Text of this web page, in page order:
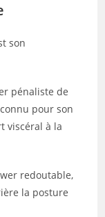
son
pénaliste de
pour son
viscéral à la
redoutable,
la posture